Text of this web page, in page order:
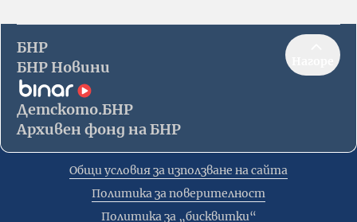
БНР
БНР Новини
Детското.БНР
Архивен фонд на БНР
Общи условия за използване на сайта
Политика за поверителност
Политика за „бисквитки“